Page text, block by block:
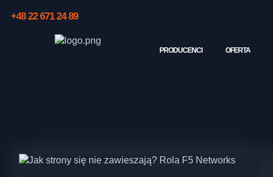
+48 22 671 24 89
PRODUCENCI OFERTA